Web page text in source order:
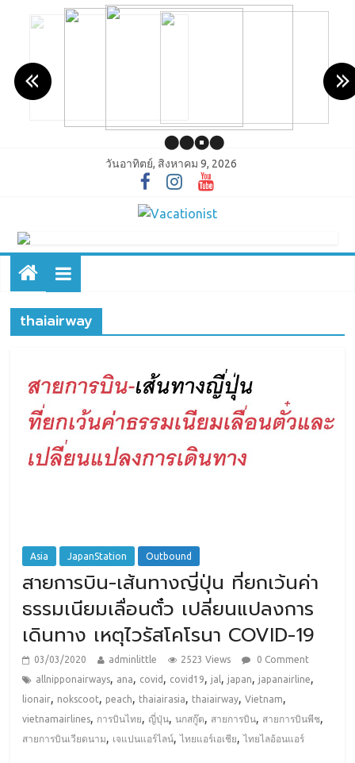
วันอาทิตย์, สิงหาคม 9, 2026
thaiairway
Asia JapanStation Outbound
สายการบิน-เส้นทางญี่ปุ่น ที่ยกเว้นค่า
ธรรมเนียมเลื่อนตั๋ว เปลี่ยนแปลงการ
เดินทาง เหตุไวรัสโคโรนา COVID-19
03/03/2020 adminlittle 2523 Views
0 Comment
allnipponairways, ana, covid , covid19, jal , japan, japanairline,
lionair, nokscoot, peach, thaiairasia, thaiairway,Vietnam,
vietnamairlines, การบินไทย, ญี่ปุ่น,นกสกู๊ต, สายการบิน, สายการบินพีช,
สายการบินเวียดนาม, เจแปนแอร์ไลน์,ไทยแอร์เอเชีย,ไทยไลอ้อนแอร์